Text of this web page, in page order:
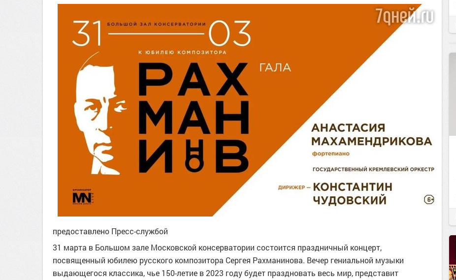
предоставлено Пресс-службой
31 марта в Большом зале Московской консерватории состоится праздничный концерт,
посвященный юбилею русского композитора Сергея Рахманинова. Вечер гениальной музыки
выдающегося классика, чье 150-летие в 2023 году будет праздновать весь мир, представит